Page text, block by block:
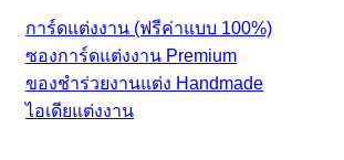
การ์ดแต่งงาน (ฟรีค่าแบบ 100%)
ซองการ์ดแต่งงาน Premium
ของชำร่วยงานแต่ง Handmade
ไอเดียแต่งงาน